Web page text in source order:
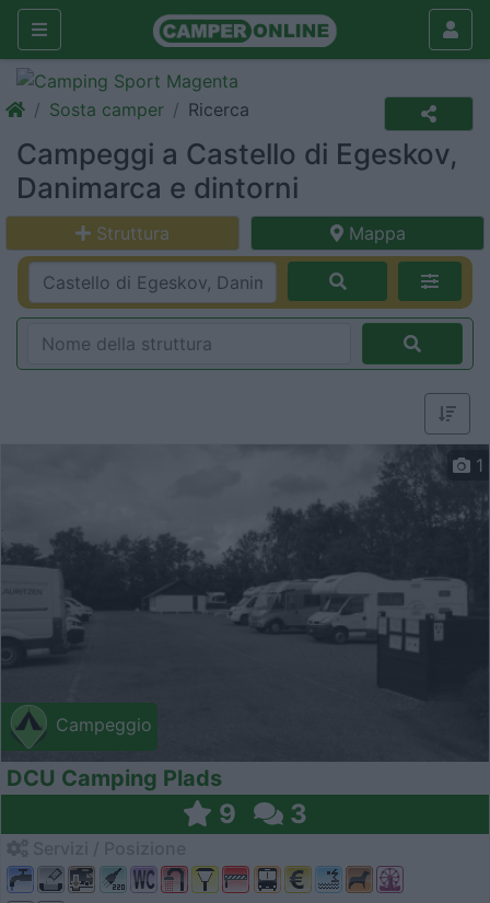
Sosta camper Ricerca
Campeggi a Castello di Egeskov,
Danimarca e dintorni
Struttura Mappa
Campeggio
1
DCU Camping Plads
9 3